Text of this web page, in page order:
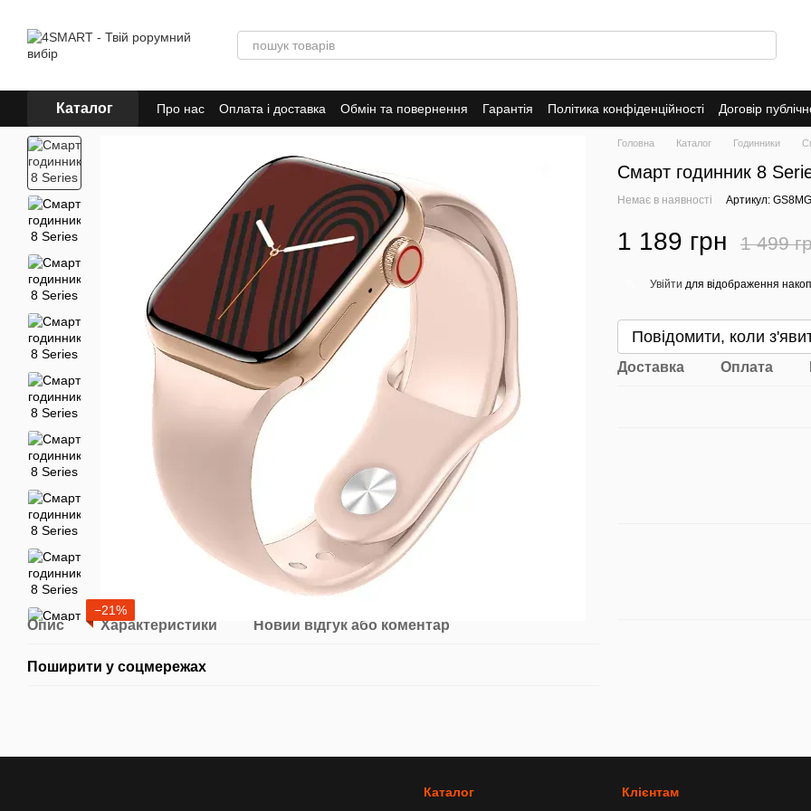
Каталог Про нас Оплата і доставка Обмін та повернення Гарантія Політика конфіденційності Договір
Відгуки про магазин
−21%
Опис Характеристики Новий відгук або коментар
Поширити у соцмережах
Головна Каталог Годинники
Смарт годинник 8
Немає в наявності Артикул: GS8MG
1 189 грн 1 499
Увійти для відображення
Повідомити, коли
Доставка Оплата
Каталог Клієнтам